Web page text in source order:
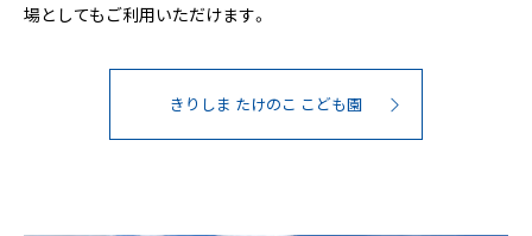
場としてもご利用いただけます。
きりしま たけのこ こども園